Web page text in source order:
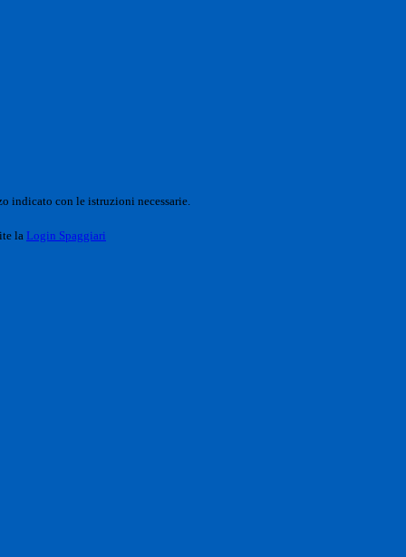
indicato con le istruzioni necessarie.
la Login Spaggiari